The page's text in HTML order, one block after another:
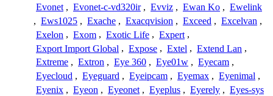
Evonet , Evonet-c-vd320ir , Evviz , Ewan Ko , Ewelink
, Ews1025 , Exache , Exacqvision , Exceed , Excelvan ,
Exelon , Exom , Exotic Life , Expert ,
Export Import Global , Expose , Extel , Extend Lan ,
Extreme , Extron , Eye 360 , Eye01w , Eyecam ,
Eyecloud , Eyeguard , Eyeipcam , Eyemax , Eyenimal ,
Eyenix , Eyeon , Eyeonet , Eyeplus , Eyerely , Eyes-sys